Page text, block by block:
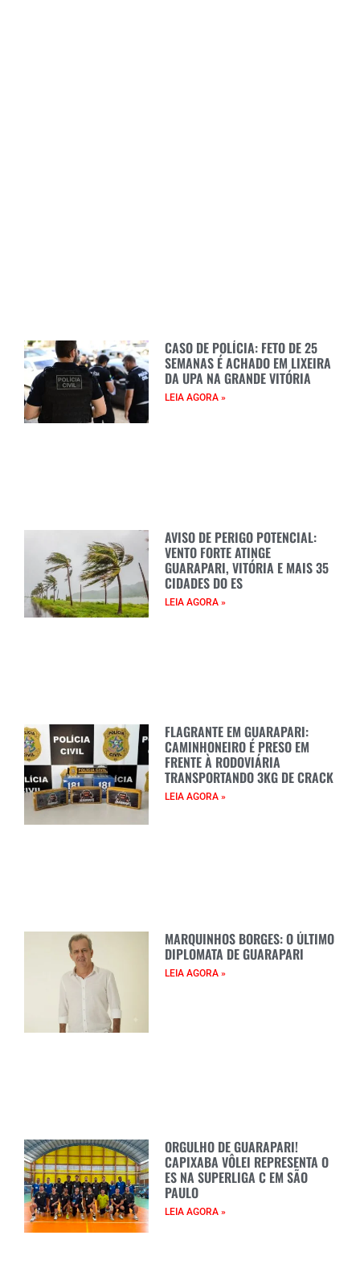
CASO DE POLÍCIA: FETO DE 25
SEMANAS É ACHADO EM LIXEIRA
DA UPA NA GRANDE VITÓRIA
LEIA AGORA »
AVISO DE PERIGO POTENCIAL:
VENTO FORTE ATINGE
GUARAPARI, VITÓRIA E MAIS 35
CIDADES DO ES
LEIA AGORA »
FLAGRANTE EM GUARAPARI:
CAMINHONEIRO É PRESO EM
FRENTE À RODOVIÁRIA
TRANSPORTANDO 3KG DE CRACK
LEIA AGORA »
MARQUINHOS BORGES: O ÚLTIMO
DIPLOMATA DE GUARAPARI
LEIA AGORA »
ORGULHO DE GUARAPARI!
CAPIXABA VÔLEI REPRESENTA O
ES NA SUPERLIGA C EM SÃO
PAULO
LEIA AGORA »